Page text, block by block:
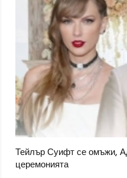
Тейлър Суифт се омъжи,
церемонията